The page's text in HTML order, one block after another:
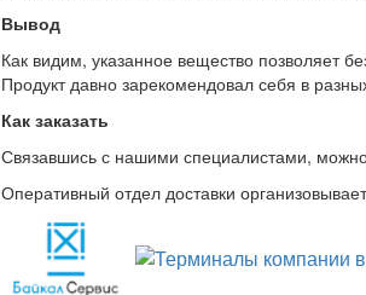
Вывод
Как видим, указанное вещество позволяет
Продукт давно зарекомендовал себя в
Как заказать
Связавшись с нашими специалистами,
Оперативный отдел доставки